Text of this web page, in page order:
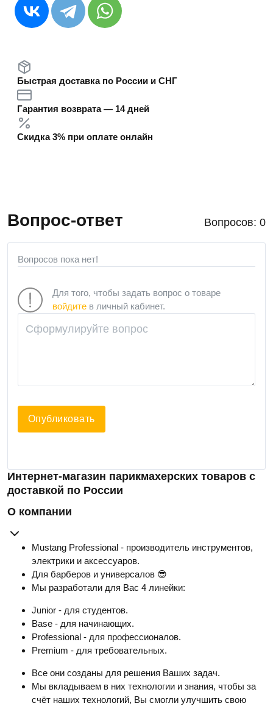
Быстрая доставка по России и СНГ
Гарантия возврата — 14 дней
Скидка 3% при оплате онлайн
Вопрос-ответ Вопросов: 0
Вопросов пока нет!
Для того, чтобы задать вопрос о товаре
войдите в личный кабинет.
Опубликовать
Интернет-магазин парикмахерских товаров с
доставкой по России
О компании
Mustang Professional - производитель инструментов,
электрики и аксессуаров.
Для барберов и универсалов 😎
Мы разработали для Вас 4 линейки:
Junior - для студентов.
Base - для начинающих.
Professional - для профессионалов.
Premium - для требовательных.
Все они созданы для решения Ваших задач.
Мы вкладываем в них технологии и знания, чтобы за
счёт наших технологий, Вы смогли улучшить свою